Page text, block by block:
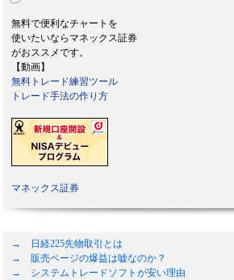
無料で便利なチャートを
使いたいならマネックス証券
がおススメです。
【動画】
無料トレード練習ツール
トレード手法の作り方
マネックス証券
→ 日経225先物取引とは
→ 販売ページの爆益は嘘なのか？
→ システムトレードソフトが安い理由